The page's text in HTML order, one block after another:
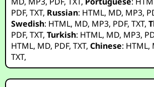
PDF,TXT, Russian: HTML, MD, MP3,
Swedish: HTML, MD, MP3, PDF,TXT,
PDF,TXT,Turkish: HTML, MD, MP3,
HTML, MD, PDF,TXT,Chinese: HTML,
TXT,